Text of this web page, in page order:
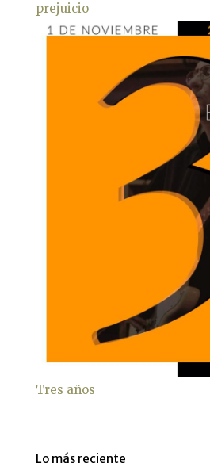
prejuicio
Tres años
Lo más reciente